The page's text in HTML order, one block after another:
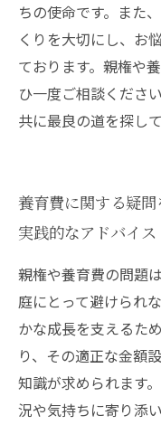
ちの使命です。また
くりを大切にし、お
ております。親権や
ひ一度ご相談くださ
共に最良の道を探し
養育費に関する疑
実践的なアドバイス
親権や養育費の問題
庭にとって避けられ
かな成長を支えるた
り、その適正な金額
知識が求められます
況や気持ちに寄り添